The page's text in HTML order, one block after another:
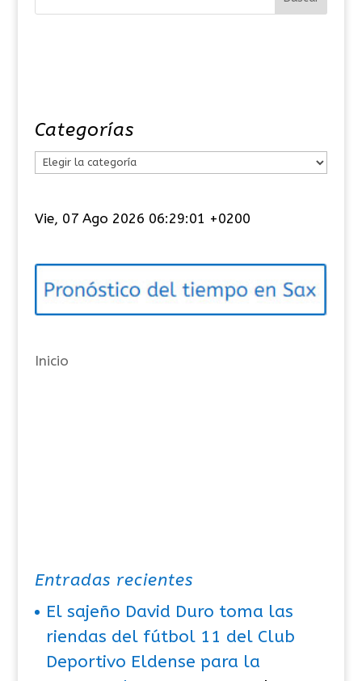
Categorías
e
o
í
s
Vie, 07 Ago 2026 06:29:01 +0200
Inicio
Entradas recientes
El sajeño David Duro toma las
riendas del fútbol 11 del Club
Deportivo Eldense para la